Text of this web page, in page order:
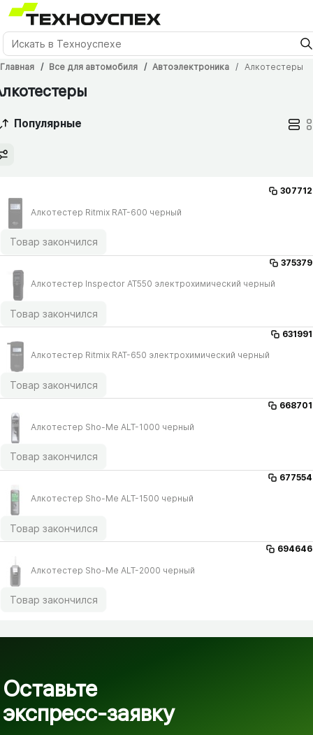
Главная Все для автомобиля Автоэлектроника Алкотестеры
Популярные
307712
Алкотестер Ritmix RAT-600 черный
Товар закончился
375379
Алкотестер Inspector AT550 электрохимический черный
Товар закончился
631991
Алкотестер Ritmix RAT-650 электрохимический черный
Товар закончился
668701
Алкотестер Sho-Me ALT-1000 черный
Товар закончился
677554
Алкотестер Sho-Me ALT-1500 черный
Товар закончился
694646
Алкотестер Sho-Me ALT-2000 черный
Товар закончился
Оставьте
экспресс-заявку